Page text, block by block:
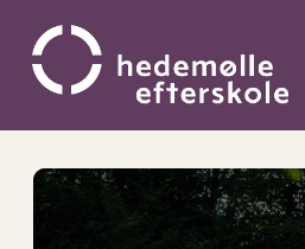
hovedindhold